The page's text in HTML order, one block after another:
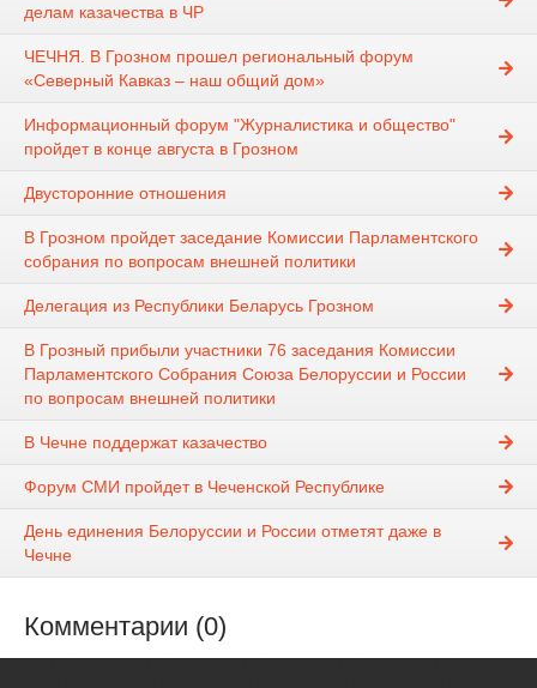
делам казачества в ЧР
ЧЕЧНЯ. В Грозном прошел региональный форум
«Северный Кавказ – наш общий дом»
Информационный форум "Журналистика и общество"
пройдет в конце августа в Грозном
Двусторонние отношения
В Грозном пройдет заседание Комиссии Парламентского
собрания по вопросам внешней политики
Делегация из Республики Беларусь Грозном
В Грозный прибыли участники 76 заседания Комиссии
Парламентского Собрания Союза Белоруссии и России
по вопросам внешней политики
В Чечне поддержат казачество
Форум СМИ пройдет в Чеченской Республике
День единения Белоруссии и России отметят даже в
Чечне
Комментарии (0)